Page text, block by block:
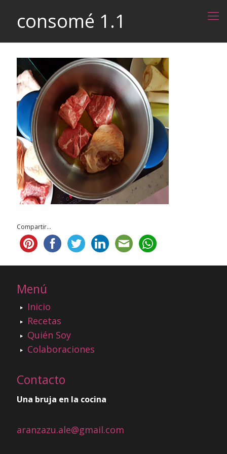
consomé 1.1
Compartir...
Menú
Inicio
Recetas
Quién Soy
Colaboraciones
Contacto
Una bruja en la cocina
aranzazu.ale@gmail.com